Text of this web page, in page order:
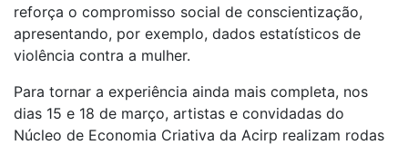
reforça o compromisso social de conscientização,
apresentando, por exemplo, dados estatísticos de
violência contra a mulher.
Para tornar a experiência ainda mais completa, nos
dias 15 e 18 de março, artistas e convidadas do
Núcleo de Economia Criativa da Acirp realizam rodas